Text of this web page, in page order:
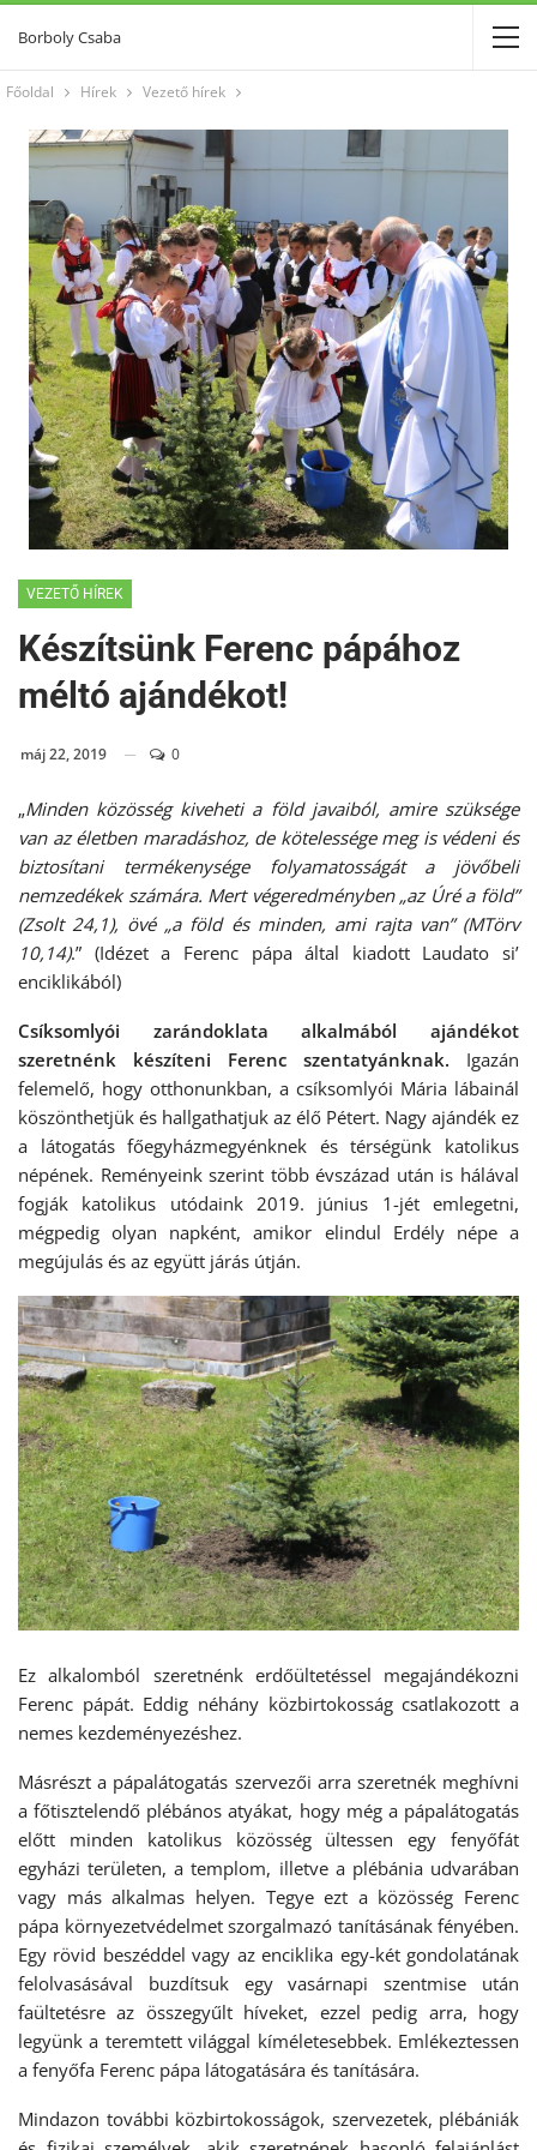
Borboly Csaba
Főoldal Hírek Vezető hírek
VEZETŐ HÍREK
Készítsünk Ferenc pápához
méltó ajándékot!
máj 22, 2019 0
„Minden közösség kiveheti a föld javaiból, amire szüksége
van az életben maradáshoz, de kötelessége meg is védeni és
biztosítani termékenysége folyamatosságát a jövőbeli
nemzedékek számára. Mert végeredményben „az Úré a föld”
(Zsolt 24,1), övé „a föld és minden, ami rajta van” (MTörv
10,14).” (Idézet a Ferenc pápa által kiadott Laudato si’
enciklikából)
Csíksomlyói zarándoklata alkalmából ajándékot
szeretnénk készíteni Ferenc szentatyánknak. Igazán
felemelő, hogy otthonunkban, a csíksomlyói Mária lábainál
köszönthetjük és hallgathatjuk az élő Pétert. Nagy ajándék ez
a látogatás főegyházmegyénknek és térségünk katolikus
népének. Reményeink szerint több évszázad után is hálával
fogják katolikus utódaink 2019. június 1-jét emlegetni,
mégpedig olyan napként, amikor elindul Erdély népe a
megújulás és az együtt járás útján.
Ez alkalomból szeretnénk erdőültetéssel megajándékozni
Ferenc pápát. Eddig néhány közbirtokosság csatlakozott a
nemes kezdeményezéshez.
Másrészt a pápalátogatás szervezői arra szeretnék meghívni
a főtisztelendő plébános atyákat, hogy még a pápalátogatás
előtt minden katolikus közösség ültessen egy fenyőfát
egyházi területen, a templom, illetve a plébánia udvarában
vagy más alkalmas helyen. Tegye ezt a közösség Ferenc
pápa környezetvédelmet szorgalmazó tanításának fényében.
Egy rövid beszéddel vagy az enciklika egy-két gondolatának
felolvasásával buzdítsuk egy vasárnapi szentmise után
faültetésre az összegyűlt híveket, ezzel pedig arra, hogy
legyünk a teremtett világgal kíméletesebbek. Emlékeztessen
a fenyőfa Ferenc pápa látogatására és tanítására.
Mindazon további közbirtokosságok, szervezetek, plébániák